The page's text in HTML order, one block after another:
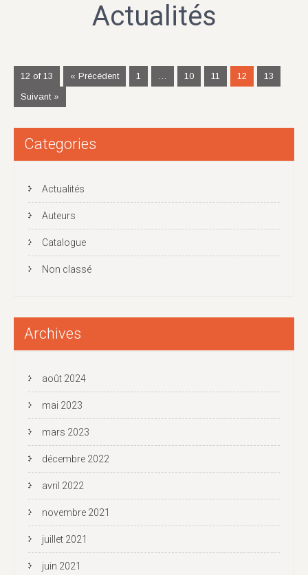
Actualités
12 of 13 « Précédent 1 … 10 11 12
13
Suivant »
Categories
Actualités
Auteurs
Catalogue
Non classé
Archives
août 2024
mai 2023
mars 2023
décembre 2022
avril 2022
novembre 2021
juillet 2021
juin 2021